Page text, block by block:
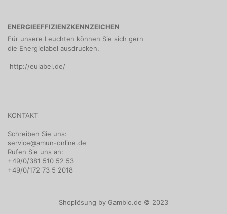
ENERGIEEFFIZIENZKENNZEICHEN
Für unsere Leuchten können Sie sich gern
die Energielabel ausdrucken.
http://eulabel.de/
KONTAKT
Schreiben Sie uns:
service@amun-online.de
Rufen Sie uns an:
+49/0/381 510 52 53
+49/0/172 73 5 2018
Shoplösung by Gambio.de © 2023